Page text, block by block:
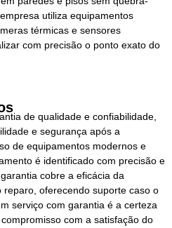
utiliza equipamentos
térmicas e sensores
com precisão o ponto exato do
de qualidade e confiabilidade,
e segurança após a
de equipamentos modernos e
é identificado com precisão e
cobre a eficácia da
oferecendo suporte caso o
serviço com garantia é a certeza
com a satisfação do